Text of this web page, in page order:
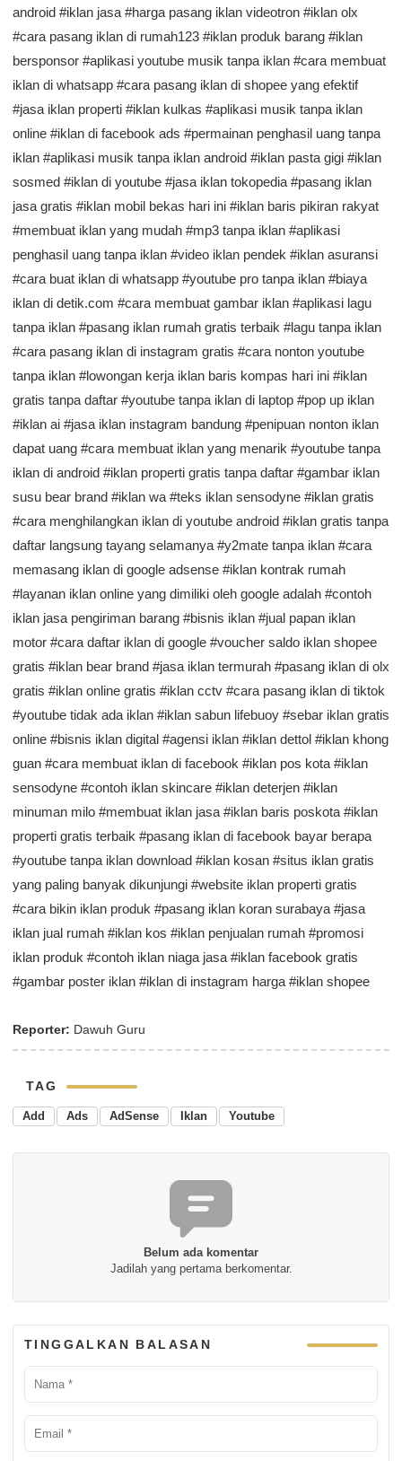
Reporter: Dawuh Guru
TAG
Add Ads AdSense Iklan Youtube
Belum ada komentar
Jadilah yang pertama berkomentar.
TINGGALKAN BALASAN